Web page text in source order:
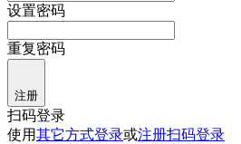
设置密码
重复密码
注册
扫码登录
使用其它方式登录或注册扫码登录